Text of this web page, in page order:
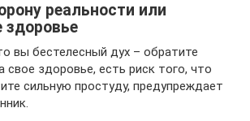
реальности или
здоровье
вы бестелесный дух – обратите
свое здоровье, есть риск того, что
сильную простуду, предупреждает